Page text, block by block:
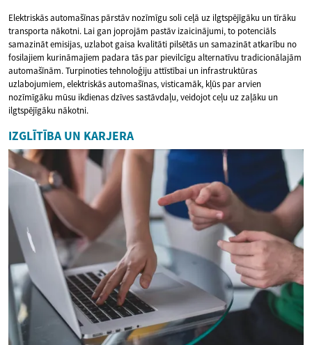
Elektriskās automašīnas pārstāv nozīmīgu soli ceļā uz ilgtspējīgāku un tīrāku
transporta nākotni. Lai gan joprojām pastāv izaicinājumi, to potenciāls
samazināt emisijas, uzlabot gaisa kvalitāti pilsētās un samazināt atkarību no
fosilajiem kurināmajiem padara tās par pievilcīgu alternatīvu tradicionālajām
automašīnām. Turpinoties tehnoloģiju attīstībai un infrastruktūras
uzlabojumiem, elektriskās automašīnas, visticamāk, kļūs par arvien
nozīmīgāku mūsu ikdienas dzīves sastāvdaļu, veidojot ceļu uz zaļāku un
ilgtspējīgāku nākotni.
IZGLĪTĪBA UN KARJERA